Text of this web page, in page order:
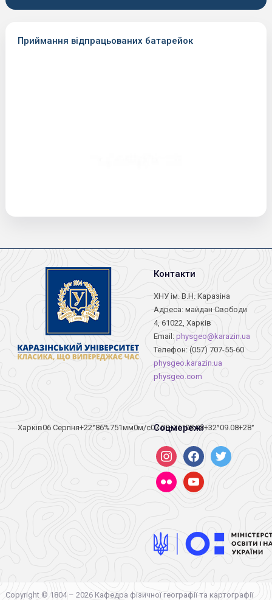
Приймання відпрацьованих батарейок
Контакти
ХНУ ім. В.Н. Каразіна
Адреса: майдан Свободи
4, 61022, Харків
Email: physgeo@karazin.ua
Телефон: (057) 707-55-60
physgeo.karazin.ua
physgeo.com
Харків06 Серпня+22°86%751мм0м/c07.08+36°08.08+32°09.08+28°
Соцмережі
instagramfacebooktwitter
flickr youtube
Copyright © 1804 – 2026 Кафедра фізичної географії та картографії